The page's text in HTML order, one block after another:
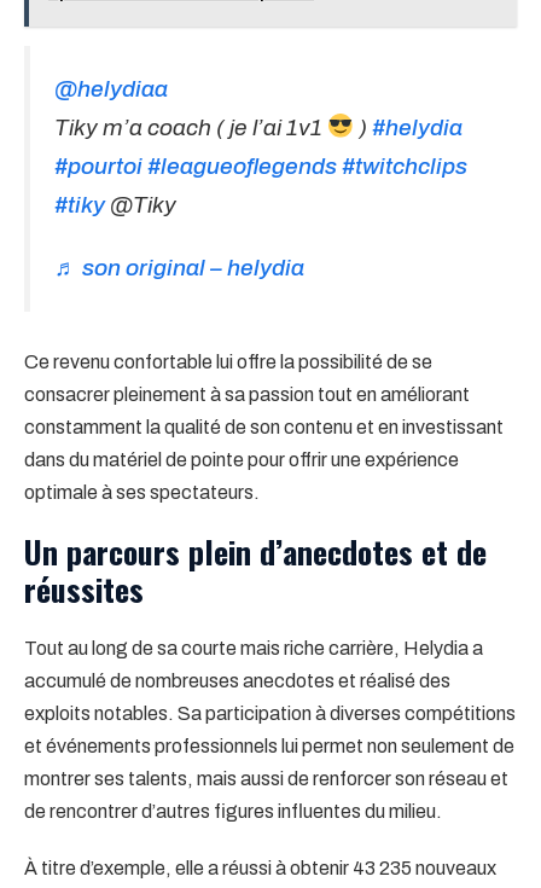
@helydiaa
Tiky m’a coach ( je l’ai 1v1
) #helydia
#pourtoi#leagueoflegends#twitchclips
#tiky@Tiky
♬ son original – helydia
Ce revenu confortable lui offre la possibilité de se
consacrer pleinement à sa passion tout en améliorant
constamment la qualité de son contenu et en investissant
dans du matériel de pointe pour offrir une expérience
optimale à ses spectateurs.
Un parcours plein d’anecdotes et de
réussites
Tout au long de sa courte mais riche carrière, Helydia a
accumulé de nombreuses anecdotes et réalisé des
exploits notables. Sa participation à diverses compétitions
et événements professionnels lui permet non seulement de
montrer ses talents, mais aussi de renforcer son réseau et
de rencontrer d’autres figures influentes du milieu.
À titre d’exemple, elle a réussi à obtenir 43 235 nouveaux